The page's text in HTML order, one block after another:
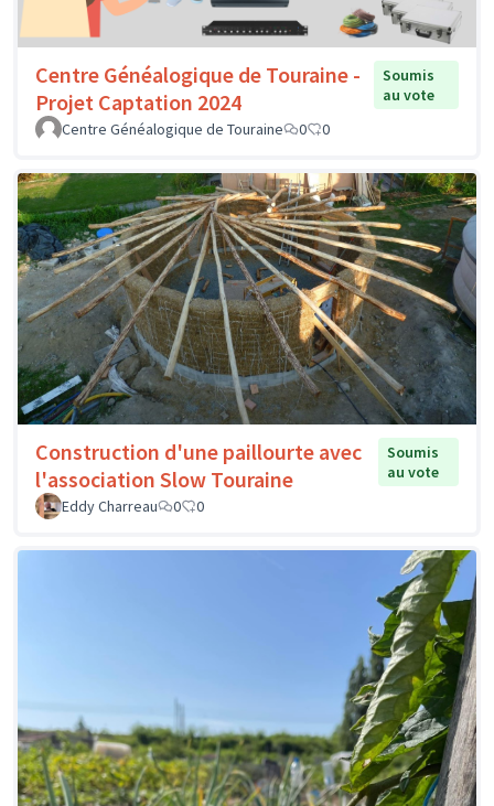
Centre Généalogique de Touraine -
Projet Captation 2024
Soumis
au vote
Centre Généalogique de Touraine
0 0
Construction d'une paillourte avec
l'association Slow Touraine
Soumis
au vote
Eddy Charreau
0 0